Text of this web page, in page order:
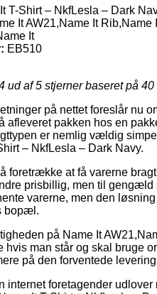
T-Shirt – NkfLesla – Dark
It AW21,Name It
It
EB510
ud af 5 stjerner baseret på 40
på nettet foreslår nu
afleveret pakken hos en
er nemlig vældig
– NkfLesla – Dark Navy.
foretrække at få varerne
prisbillig, men til
varerne, men den
bopæl.
på Name It
hvis man står og skal bruge
på den forventede
internet foretagender